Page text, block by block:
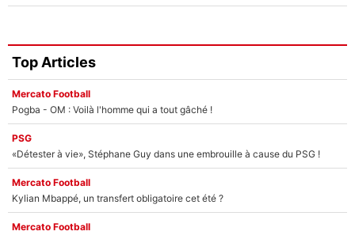
Top Articles
Mercato Football
Pogba - OM : Voilà l'homme qui a tout gâché !
PSG
«Détester à vie», Stéphane Guy dans une embrouille à cause du PSG !
Mercato Football
Kylian Mbappé, un transfert obligatoire cet été ?
Mercato Football